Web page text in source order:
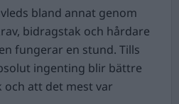
bland annat genom
bidragstak och hårdare
fungerar en stund. Tills
ingenting blir bättre
att det mest var